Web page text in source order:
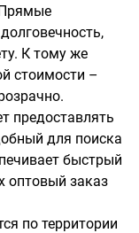
К тому же
стоимости –
предоставлять
для поиска
быстрый
оптовый заказ
по территории